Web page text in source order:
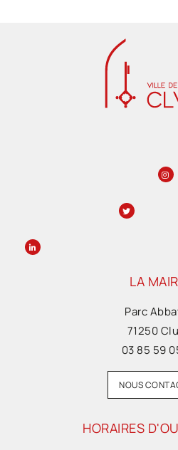
LA
Parc
71250
03 85 59
NOUS
HORAIRES